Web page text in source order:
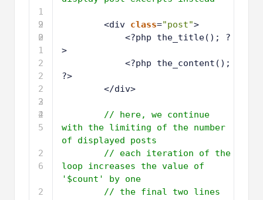
1
9
2
0
2
1
2
2
2
3
2
4
2
5
2
6
2
<div class="post">
<?php the_title(); ?
>
<?php the_content();
?>
</div>
// here, we continue
with the limiting of the number
of displayed posts
// each iteration of the
loop increases the value of
'$count' by one
// the final two lines